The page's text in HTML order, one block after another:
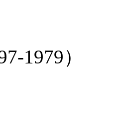
1979）